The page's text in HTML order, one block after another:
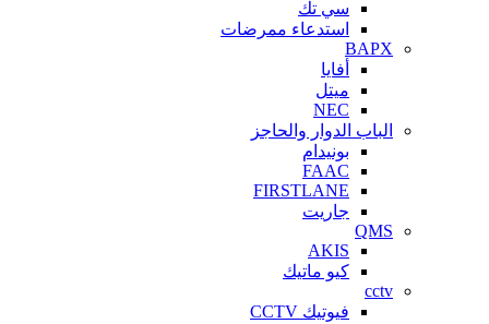
سي تك
استدعاء ممرضات
BAPX
أفايا
ميتل
NEC
الباب الدوار والحاجز
بونيدام
FAAC
FIRSTLANE
جاريت
QMS
AKIS
كيو ماتيك
cctv
فيوتيك CCTV